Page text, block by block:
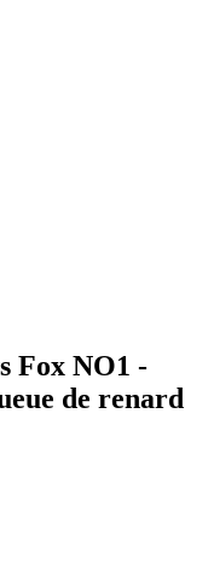
Fox NO1 -
de renard